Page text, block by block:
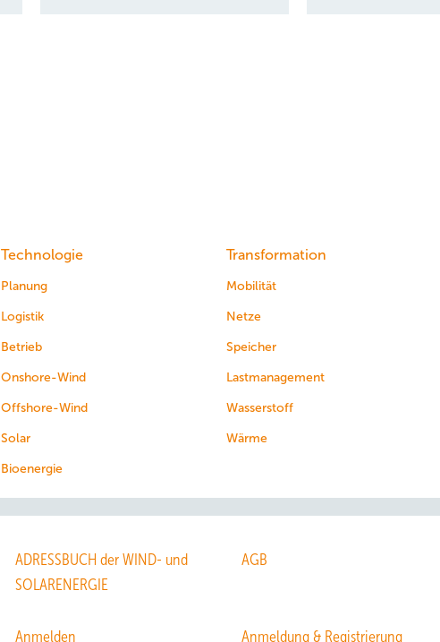
Technologie
Planung
Logistik
Betrieb
Onshore-Wind
Offshore-Wind
Solar
Bioenergie
Transformation
Mobilität
Netze
Speicher
Lastmanagement
Wasserstoff
Wärme
ADRESSBUCH der WIND- und
SOLARENERGIE
AGB
Anmelden Anmeldung & Registrierung